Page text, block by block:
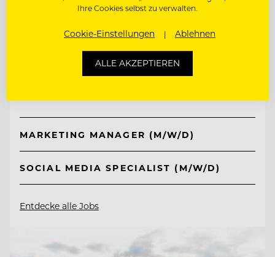
TOP ARBEITGEBER
Schlosshotel Fiss
MARKETING MANAGER (M/W/D)
SOCIAL MEDIA SPECIALIST (M/W/D)
Entdecke alle Jobs
Ihre Cookies selbst zu verwalten.
Cookie-Einstellungen Ablehnen
ALLE AKZEPTIEREN